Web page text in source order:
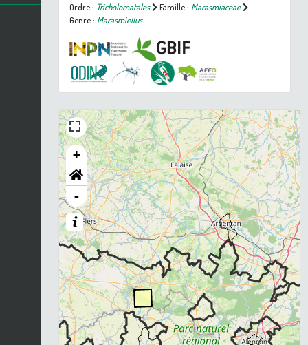
Ordre : Tricholomatales Famille : Marasmiaceae
Genre : Marasmiellus
+
-